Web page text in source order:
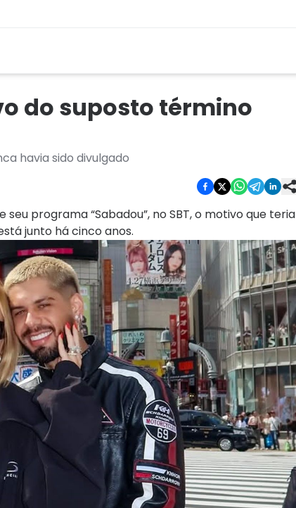
do suposto término
havia sido divulgado
programa “Sabadou”, no SBT, o motivo que teria
junto há cinco anos.